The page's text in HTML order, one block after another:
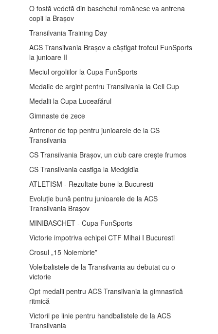
O fostă vedetă din baschetul românesc va antrena
copii la Brașov
Transilvania Training Day
ACS Transilvania Brașov a câștigat trofeul FunSports
la junioare II
Meciul orgoliilor la Cupa FunSports
Medalie de argint pentru Transilvania la Cell Cup
Medalii la Cupa Luceafărul
Gimnaste de zece
Antrenor de top pentru junioarele de la CS
Transilvania
CS Transilvania Brașov, un club care crește frumos
CS Transilvania castiga la Medgidia
ATLETISM - Rezultate bune la Bucuresti
Evoluție bună pentru junioarele de la ACS
Transilvania Brașov
MINIBASCHET - Cupa FunSports
Victorie impotriva echipei CTF Mihai I Bucuresti
Crosul „15 Noiembrie”
Voleibalistele de la Transilvania au debutat cu o
victorie
Opt medalii pentru ACS Transilvania la gimnastică
ritmică
Victorii pe linie pentru handbalistele de la ACS
Transilvania